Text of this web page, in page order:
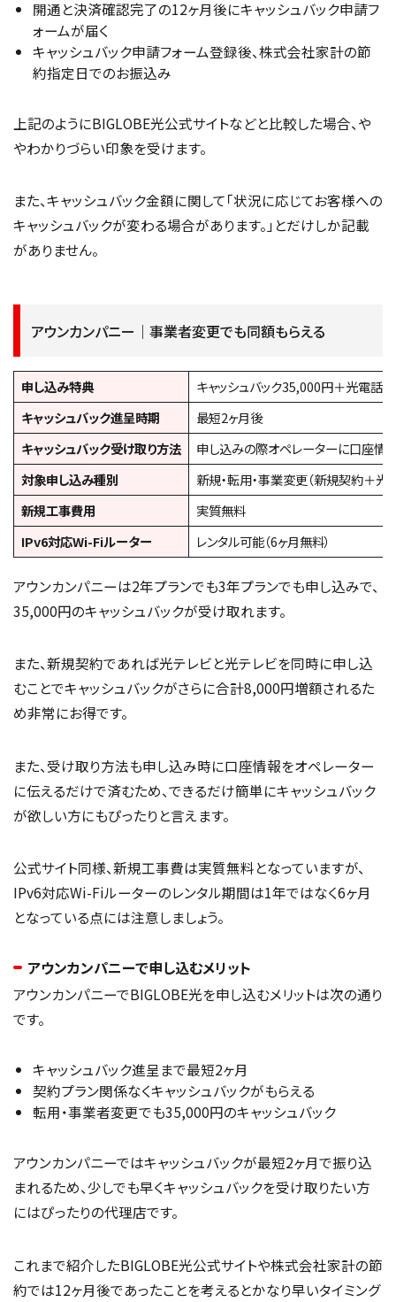
開通と決済確認完了の12ヶ月後にキャッシュバック申請フ
ォームが届く
キャッシュバック申請フォーム登録後、株式会社家計の節
約指定日でのお振込み
上記のようにBIGLOBE光公式サイトなどと比較した場合、や
やわかりづらい印象を受けます。
また、キャッシュバック金額に関して「状況に応じてお客様への
キャッシュバックが変わる場合があります。」とだけしか記載
がありません。
アウンカンパニー｜事業者変更でも同額もらえる
申し込み特典
キャッシュバック35,000円＋光電話
キャッシュバック進呈時期
最短2ヶ月後
キャッシュバック受け取り方法
申し込みの際オペレーターに口座情
対象申し込み種別
新規・転用・事業変更（新規契約＋
新規工事費用
実質無料
IPv6対応Wi-Fiルーター
レンタル可能（6ヶ月無料）
アウンカンパニーは2年プランでも3年プランでも申し込みで、
35,000円のキャッシュバックが受け取れます。
また、新規契約であれば光テレビと光テレビを同時に申し込
むことでキャッシュバックがさらに合計8,000円増額されるた
め非常にお得です。
また、受け取り方法も申し込み時に口座情報をオペレーター
に伝えるだけで済むため、できるだけ簡単にキャッシュバック
が欲しい方にもぴったりと言えます。
公式サイト同様、新規工事費は実質無料となっていますが、
IPv6対応Wi-Fiルーターのレンタル期間は1年ではなく6ヶ月
となっている点には注意しましょう。
アウンカンパニーで申し込むメリット
アウンカンパニーでBIGLOBE光を申し込むメリットは次の通り
です。
キャッシュバック進呈まで最短2ヶ月
契約プラン関係なくキャッシュバックがもらえる
転用・事業者変更でも35,000円のキャッシュバック
アウンカンパニーではキャッシュバックが最短2ヶ月で振り込
まれるため、少しでも早くキャッシュバックを受け取りたい方
にはぴったりの代理店です。
これまで紹介したBIGLOBE光公式サイトや株式会社家計の節
約では12ヶ月後であったことを考えるとかなり早いタイミング